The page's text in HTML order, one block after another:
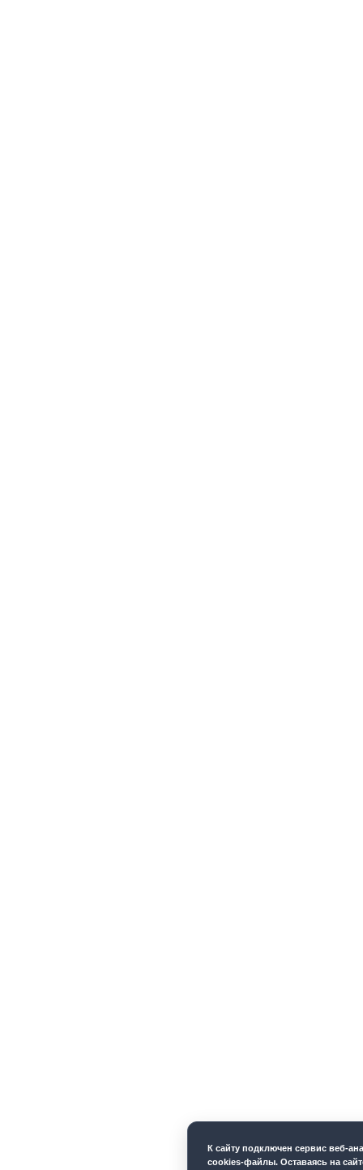
К cайту подключен сервис веб-
cookies-файлы. Оставаясь на